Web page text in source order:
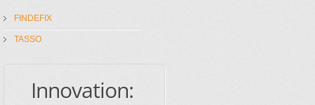
FINDEFIX
TASSO
Innovation: